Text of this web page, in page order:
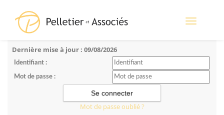
Toggle
Dernière mise à jour : 09/08/2026
Identifiant :
Mot de passe :
Mot de passe oublié ?